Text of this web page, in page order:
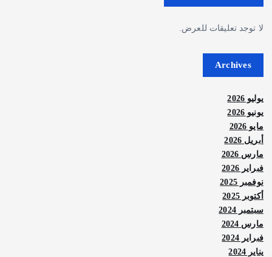
لا توجد تعليقات للعرض.
Archives
يوليو 2026
يونيو 2026
مايو 2026
أبريل 2026
مارس 2026
فبراير 2026
نوفمبر 2025
أكتوبر 2025
سبتمبر 2024
مارس 2024
فبراير 2024
يناير 2024